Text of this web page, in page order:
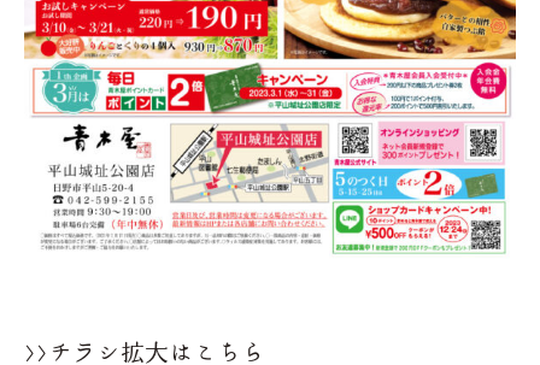
>>チラシ拡大はこちら